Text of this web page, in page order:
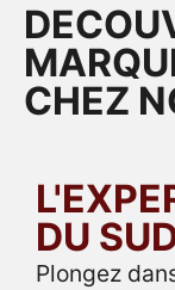
CHEZ
DU
Plongez